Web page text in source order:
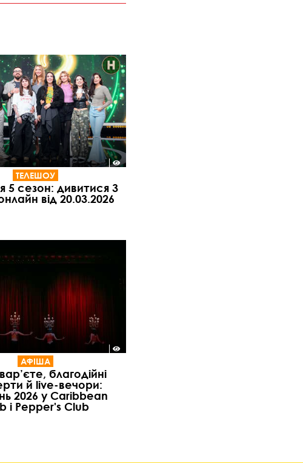
ТЕЛЕШОУ
5 сезон: дивитися 3
від 20.03.2026
АФІША
благодійні
й live-вечори:
2026 у Caribbean
і Pepper's Club